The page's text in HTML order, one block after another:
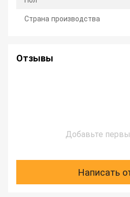
Страна производства
Отзывы
Добавьте
Написать